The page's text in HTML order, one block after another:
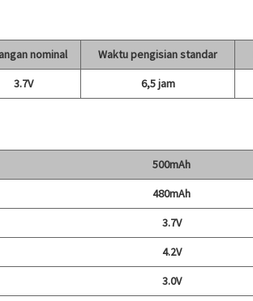
nominal Waktu pengisian standar
3.7V 6,5 jam
500mAh
480mAh
3.7V
4.2V
3.0V